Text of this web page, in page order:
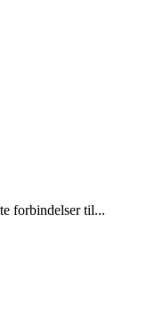
forbindelser til...